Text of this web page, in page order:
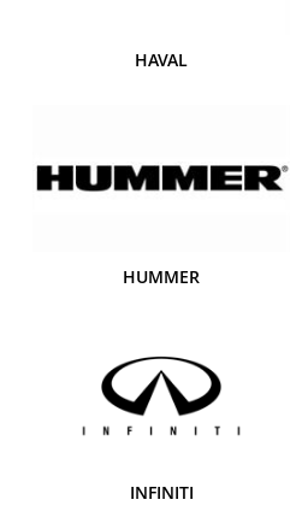
HAVAL
HUMMER
INFINITI